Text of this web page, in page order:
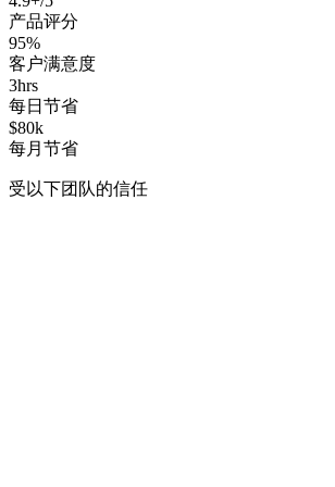
产品评分
95%
客户满意度
3hrs
每日节省
$80k
每月节省
受以下团队的信任